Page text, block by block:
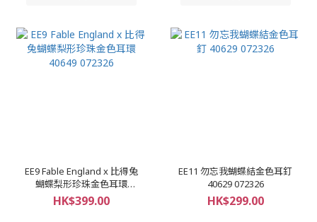
EE9 Fable England x 比得兔
蝴蝶梨形珍珠金色耳環
40649 072326
HK$399.00
EE11 勿忘我蝴蝶結金色耳釘
40629 072326
HK$299.00